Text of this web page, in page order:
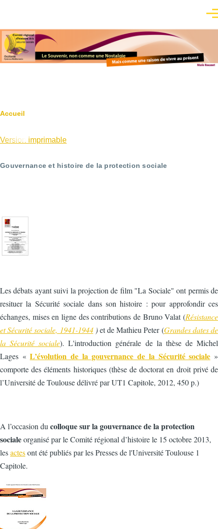
Fil
d'Ariane
Accueil
Version imprimable
Gouvernance et histoire de la protection sociale
Les débats ayant suivi la projection de film "La Sociale" ont permis de
resituer la Sécurité sociale dans son histoire : pour approfondir ces
échanges, mises en ligne des contributions de Bruno Valat (Résistance
et Sécurité sociale, 1941-1944)et de Mathieu Peter (Grandes dates de
la Sécurité sociale). L'introduction générale de la thèse de Michel
Lages «L’évolution de la gouvernance de la Sécurité sociale »
comporte des éléments historiques (thèse de doctorat en droit privé de
l’Université de Toulouse délivré par UT1 Capitole, 2012, 450 p.)
A l’occasion du colloque sur la gouvernance de la protection
socialeorganisé par le Comité régional d’histoire le 15 octobre 2013,
lesactesont été publiés par les Presses de l'Université Toulouse 1
Capitole.